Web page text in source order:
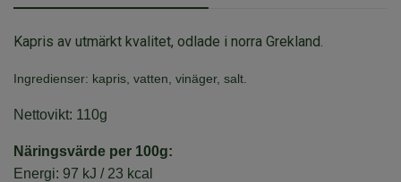
Kapris av utmärkt kvalitet, odlade i norra Grekland.
Ingredienser: kapris, vatten, vinäger, salt.
Nettovikt: 110g
Näringsvärde per 100g:
Energi: 97 kJ / 23 kcal